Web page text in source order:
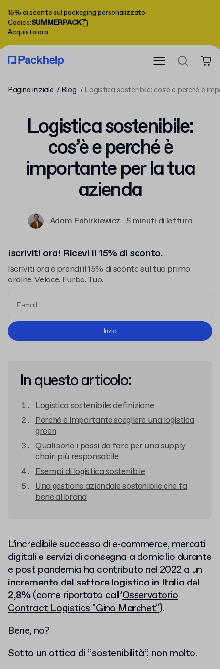
15% di sconto sul packaging personalizzato
Codice:SUMMERPACK
Acquista ora
Pagina iniziale Blog Logistica sostenibile: cos’è e perché è
Logistica sostenibile:
cos’è e perché è
importante per la tua
azienda
Adam Fabirkiewicz 5 minuti di lettura
Iscriviti ora! Ricevi il 15% di sconto.
Iscriviti ora e prendi il 15% di sconto sul tuo primo
ordine. Veloce. Furbo. Tuo.
termini e le condizioni l'informativa sulla privacy
Invia
In questo articolo:
Logistica sostenibile: definizione
Perché è importante scegliere una logistica
green
Quali sono i passi da fare per una supply
chain più responsabile
Esempi di logistica sostenibile
Una gestione aziendale sostenibile che fa
bene al brand
L’incredibile successo di e-commerce, mercati
digitali e servizi di consegna a domicilio durante
e post pandemia ha contributo nel 2022 a un
incremento del settore logistica in Italia del
2,8%(come riportato dall’Osservatorio
Contract Logistics "Gino Marchet").
Bene, no?
Sotto un ottica di “sostenibilità”, non molto.